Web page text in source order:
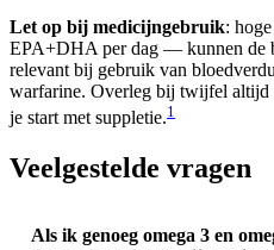
Let op bij medicijngebruik:
EPA+DHA per dag — kunnen de
relevant bij gebruik van
warfarine. Overleg bij twijfel altijd
je start met suppletie.1
Veelgestelde vragen
Als ik genoeg omega 3 en